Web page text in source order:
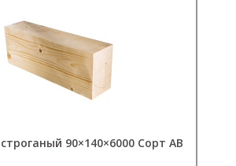
90×140×6000 Сорт АВ